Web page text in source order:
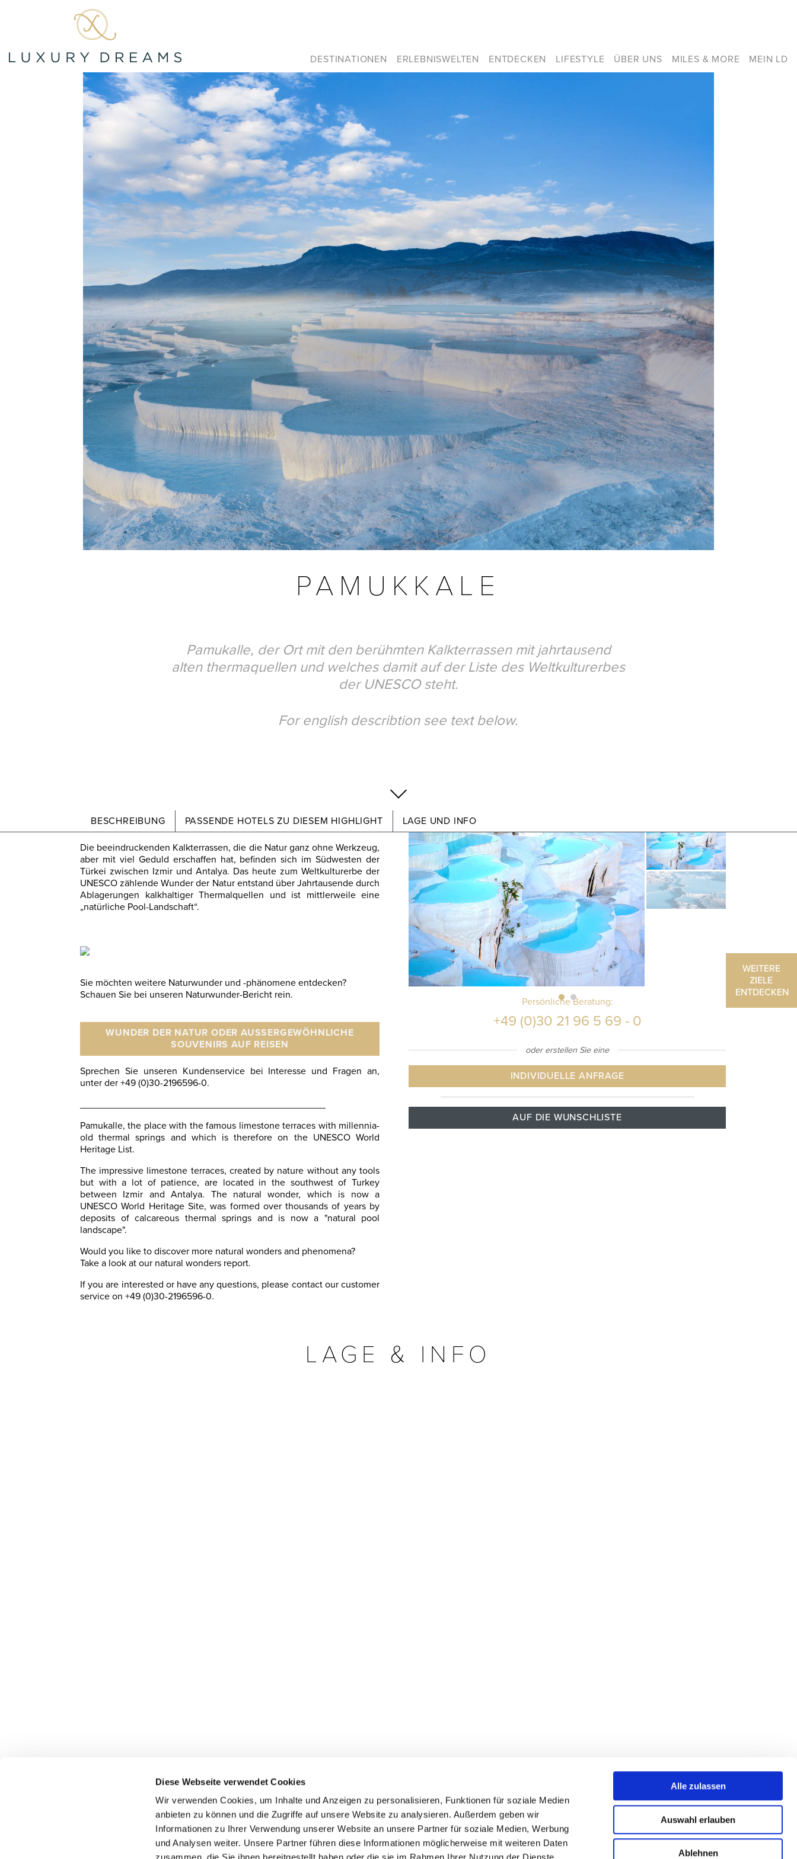
Diese Webseite verwendet Cookies
Wir verwenden Cookies, um Inhalte und Anzeigen zu personalisieren, Funktionen für soziale Medien
anbieten zu können und die Zugriffe auf unsere Website zu analysieren. Außerdem geben wir
Informationen zu Ihrer Verwendung unserer Website an unsere Partner für soziale Medien, Werbung
und Analysen weiter. Unsere Partner führen diese Informationen möglicherweise mit weiteren Daten
Alle zulassen
Auswahl erlauben
Ablehnen
DESTINATIONEN ERLEBNISWELTEN ENTDECKEN LIFESTYLE ÜBER UNS MILES & MORE MEIN LD
WEITERE
ZIELE
ENTDECKEN
PAMUKKALE
Pamukalle, der Ort mit den berühmten Kalkterrassen mit jahrtausend
alten thermaquellen und welches damit auf der Liste des Weltkulturerbes
der UNESCO steht.
For english describtion see text below.
BESCHREIBUNG PASSENDE HOTELS ZU DIESEM HIGHLIGHT LAGE UND INFO
Die beeindruckenden Kalkterrassen, die die Natur ganz ohne Werkzeug,
aber mit viel Geduld erschaffen hat, befinden sich im Südwesten der
Türkei zwischen Izmir und Antalya. Das heute zum Weltkulturerbe der
UNESCO zählende Wunder der Natur entstand über Jahrtausende durch
Ablagerungen kalkhaltiger Thermalquellen und ist mittlerweile eine
„natürliche Pool-Landschaft“.
Sie möchten weitere Naturwunder und -phänomene entdecken?
Schauen Sie bei unseren Naturwunder-Bericht rein.
WUNDER DER NATUR ODER AUSSERGEWÖHNLICHE S
OUVENIRS AUF REISEN
Sprechen Sie unseren Kundenservice bei Interesse und Fragen an,
unter der +49 (0)30-2196596-0.
Pamukalle, the place with the famous limestone terraces with millennia-
old thermal springs and which is therefore on the UNESCO World
Heritage List.
The impressive limestone terraces, created by nature without any tools
but with a lot of patience, are located in the southwest of Turkey
between Izmir and Antalya. The natural wonder, which is now a
UNESCO World Heritage Site, was formed over thousands of years by
deposits of calcareous thermal springs and is now a "natural pool
landscape".
Would you like to discover more natural wonders and phenomena?
Take a look at our natural wonders report.
If you are interested or have any questions, please contact our customer
service on +49 (0)30-2196596-0.
Persönliche Beratung:
+49 (0)30 21 96 5 69 - 0
oder erstellen Sie eine
INDIVIDUELLE ANFRAGE
AUF DIE WUNSCHLISTE
LAGE & INFO